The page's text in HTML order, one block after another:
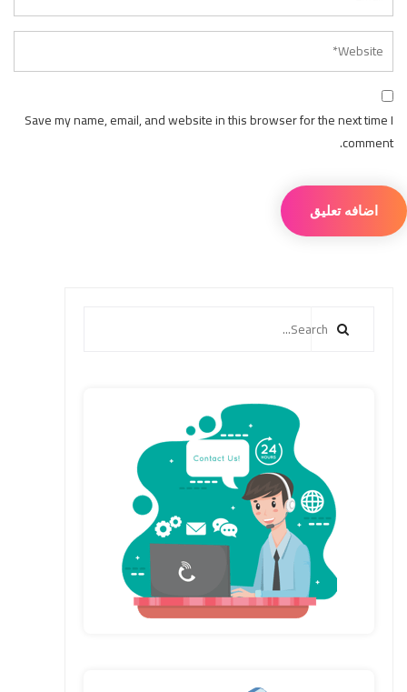
Save my name, email, and website in this browser for the next time I
comment.